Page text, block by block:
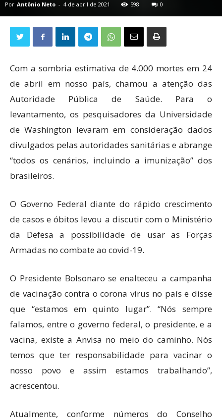
Por Antônio Neto - 4 de abril de 2021 598 0
Com a sombria estimativa de 4.000 mortes em 24
de abril em nosso país, chamou a atenção das
Autoridade Pública de Saúde. Para o
levantamento, os pesquisadores da Universidade
de Washington levaram em consideração dados
divulgados pelas autoridades sanitárias e abrange
“todos os cenários, incluindo a imunização” dos
brasileiros.
O Governo Federal diante do rápido crescimento
de casos e óbitos levou a discutir com o Ministério
da Defesa a possibilidade de usar as Forças
Armadas no combate ao covid-19.
O Presidente Bolsonaro se enalteceu a campanha
de vacinação contra o corona vírus no país e disse
que “estamos em quinto lugar”. “Nós sempre
falamos, entre o governo federal, o presidente, e a
vacina, existe a Anvisa no meio do caminho. Nós
temos que ter responsabilidade para vacinar o
nosso povo e assim estamos trabalhando”,
acrescentou.
Atualmente, conforme números do Conselho